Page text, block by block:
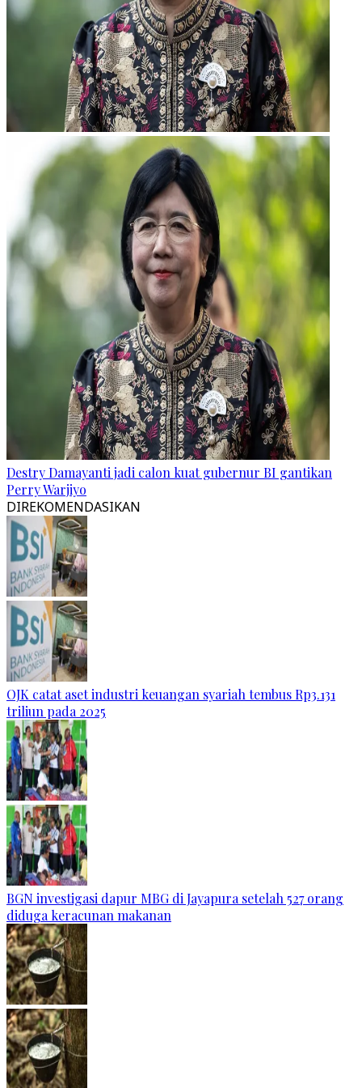
Destry Damayanti jadi calon kuat gubernur BI gantikan
Perry Warjiyo
DIREKOMENDASIKAN
OJK catat aset industri keuangan syariah tembus Rp3.131
triliun pada 2025
BGN investigasi dapur MBG di Jayapura setelah 527 orang
diduga keracunan makanan